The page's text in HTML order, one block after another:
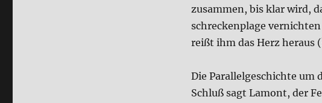
zusam­men, bis klar wird,
schrecken­pla­ge
reißt ihm das Herz her­aus
Die Par­al­lel­ge­schich­te um
Schluß sagt Lamont, der